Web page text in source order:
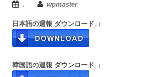
. wpmaster
日本語の週報 ダウンロード↓↓
韓国語の週報 ダウンロード↓↓